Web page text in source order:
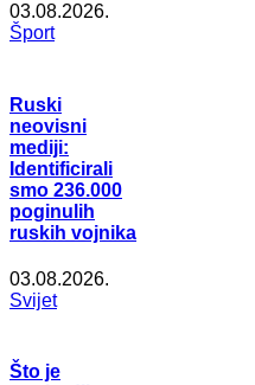
03.08.2026.
Šport
Ruski
neovisni
mediji:
Identificirali
smo 236.000
poginulih
ruskih vojnika
03.08.2026.
Svijet
Što je